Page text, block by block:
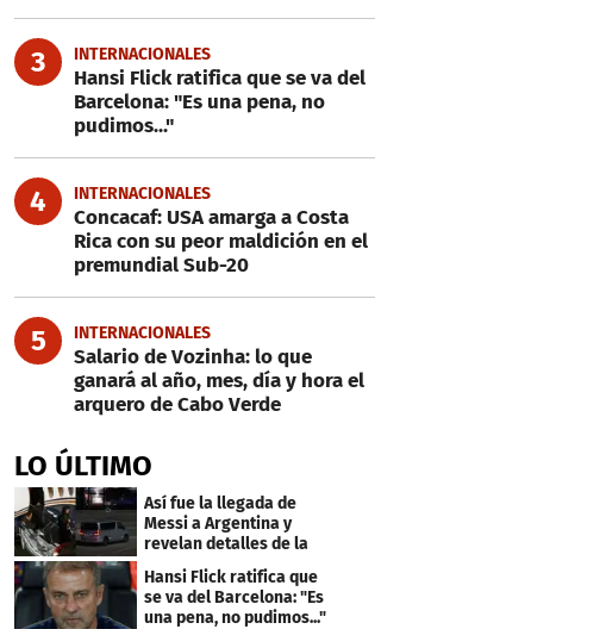
3 INTERNACIONALES
Hansi Flick ratifica que se va del
Barcelona: "Es una pena, no
pudimos..."
4 INTERNACIONALES
Concacaf: USA amarga a Costa
Rica con su peor maldición en el
premundial Sub-20
5 INTERNACIONALES
Salario de Vozinha: lo que
ganará al año, mes, día y hora el
arquero de Cabo Verde
LO ÚLTIMO
Así fue la llegada de
Messi a Argentina y
revelan detalles de la
despedida de su padre
Hansi Flick ratifica que
se va del Barcelona: "Es
una pena, no pudimos..."